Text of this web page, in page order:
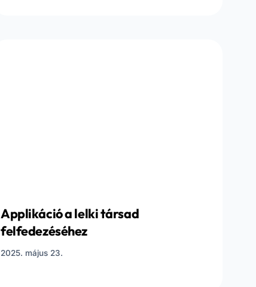
Applikáció a lelki társad
felfedezéséhez
2025. május 23.